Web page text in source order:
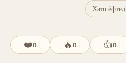
Хато
❤️0 🔥0 👍0